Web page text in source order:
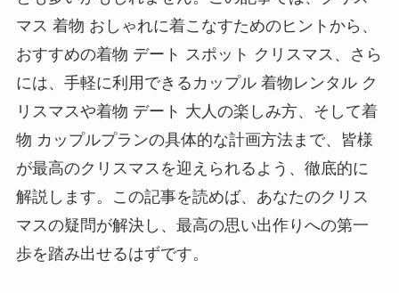
マス 着物 おしゃれに着こなすためのヒントから、
おすすめの着物 デート スポット クリスマス、さら
には、手軽に利用できるカップル 着物レンタル ク
リスマスや着物 デート 大人の楽しみ方、そして着
物 カップルプランの具体的な計画方法まで、皆様
が最高のクリスマスを迎えられるよう、徹底的に
解説します。この記事を読めば、あなたのクリス
マスの疑問が解決し、最高の思い出作りへの第一
歩を踏み出せるはずです。